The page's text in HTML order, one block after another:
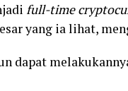
full-time
yang ia lihat,
dapat